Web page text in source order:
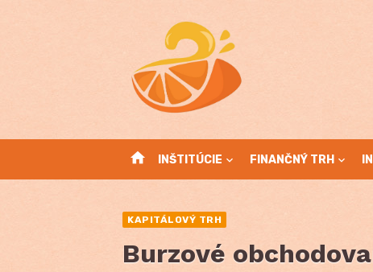
home INŠTITÚCIE FINANČNÝ TRH
KAPITÁLOVÝ TRH
Burzové